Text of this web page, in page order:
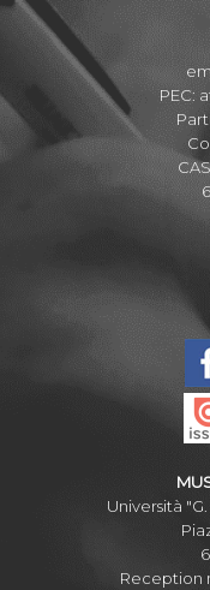
PEC:
Università
Reception